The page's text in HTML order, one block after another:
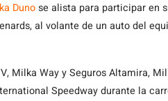
Dunose alista para participar en
al volante de un auto del
Milka Way y Seguros Altamira,
Speedway durante la